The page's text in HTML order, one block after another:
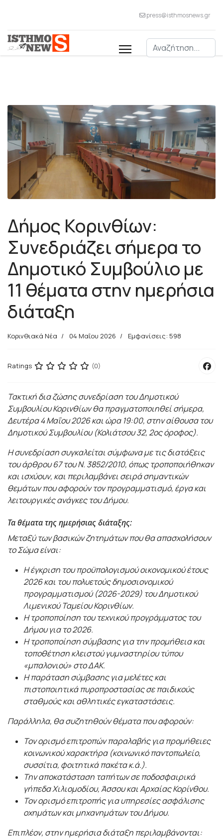
press@isthmosnews.gr
Αναζήτηση
Δήμος Κορινθίων:
Συνεδριάζει σήμερα το
Δημοτικό Συμβούλιο με
11 θέματα στην ημερήσια
διάταξη
Κορινθιακά Νέα 04 Μαΐου 2026 Εμφανίσεις: 598
Ratings (0)
Τακτική δια ζώσης συνεδρίαση του Δημοτικού
Συμβουλίου Κορινθίων θα πραγματοποιηθεί σήμερα,
Δευτέρα 4 Μαΐου 2026 και ώρα 19:00, στην αίθουσα του
Δημοτικού Συμβουλίου (Κολιάτσου 32, 2ος όροφος).
Η συνεδρίαση συγκαλείται σύμφωνα με τις διατάξεις
του άρθρου 67 του Ν. 3852/2010, όπως τροποποιήθηκαν
και ισχύουν, και περιλαμβάνει σειρά σημαντικών
θεμάτων που αφορούν τον προγραμματισμό, έργα και
λειτουργικές ανάγκες του Δήμου.
Τα θέματα της ημερήσιας διάταξης:
Μεταξύ των βασικών ζητημάτων που θα απασχολήσουν
το Σώμα είναι:
Η έγκριση του προϋπολογισμού οικονομικού έτους
2026 και του πολυετούς δημοσιονομικού
προγραμματισμού (2026-2029) του Δημοτικού
Λιμενικού Ταμείου Κορινθίων.
Η τροποποίηση του τεχνικού προγράμματος του
Δήμου για το 2026.
Η τροποποίηση σύμβασης για την προμήθεια και
τοποθέτηση κλειστού γυμναστηρίου τύπου
«μπαλονιού» στο ΔΑΚ.
Η παράταση σύμβασης για μελέτες και
πιστοποιητικά πυροπροστασίας σε παιδικούς
σταθμούς και αθλητικές εγκαταστάσεις.
Παράλληλα, θα συζητηθούν θέματα που αφορούν:
Τον ορισμό επιτροπών παραλαβής για προμήθειες
κοινωνικού χαρακτήρα (κοινωνικό παντοπωλείο,
συσσίτια, φοιτητικά πακέτα κ.ά.).
Την αποκατάσταση ταπήτων σε ποδοσφαιρικά
γήπεδα Χιλιομοδίου, Άσσου και Αρχαίας Κορίνθου.
Τον ορισμό επιτροπής για υπηρεσίες ασφάλισης
οχημάτων και μηχανημάτων του Δήμου.
Επιπλέον, στην ημερήσια διάταξη περιλαμβάνονται: